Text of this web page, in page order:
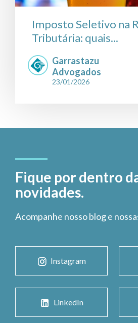
Imposto Seletivo na
Tributária: quais...
Garrastazu
Advogados
23/01/2026
Fique por dentro
novidades.
Acompanhe nosso blog e
Instagram
LinkedIn